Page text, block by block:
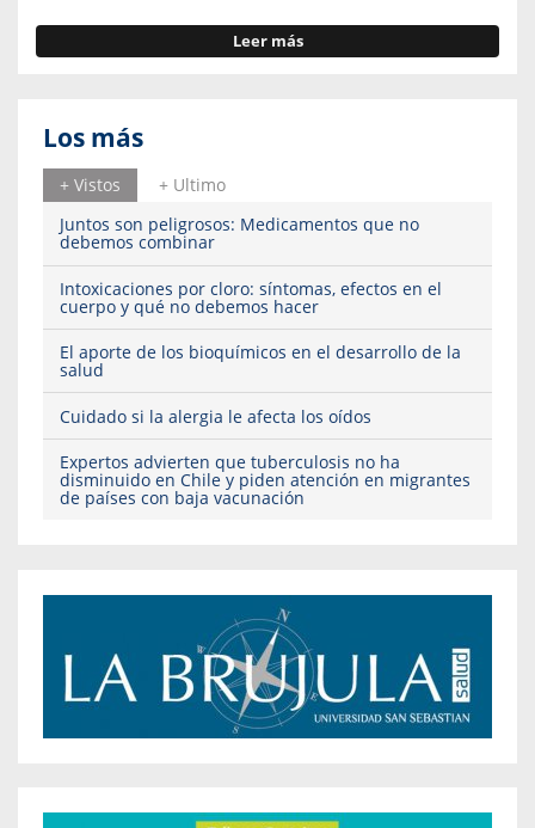
Leer más
Los más
+ Vistos
+ Ultimo
Juntos son peligrosos: Medicamentos que no
debemos combinar
Intoxicaciones por cloro: síntomas, efectos en el
cuerpo y qué no debemos hacer
El aporte de los bioquímicos en el desarrollo de la
salud
Cuidado si la alergia le afecta los oídos
Expertos advierten que tuberculosis no ha
disminuido en Chile y piden atención en migrantes
de países con baja vacunación